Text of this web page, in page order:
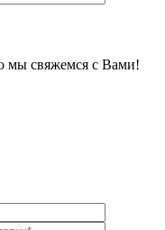
мы свяжемся с Вами!